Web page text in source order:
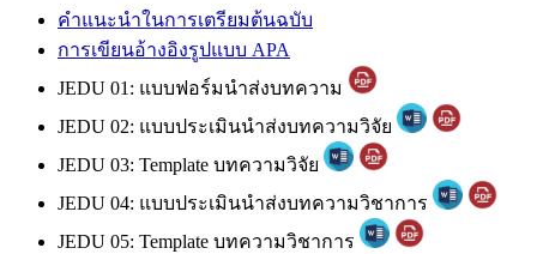
คำแนะนำในการเตรียมต้นฉบับ
การเขียนอ้างอิงรูปแบบ APA
JEDU 01: แบบฟอร์มนำส่งบทความ
JEDU 02: แบบประเมินนำส่งบทความวิจัย
JEDU 03: Template บทความวิจัย
JEDU 04: แบบประเมินนำส่งบทความวิชาการ
JEDU 05: Template บทความวิชาการ